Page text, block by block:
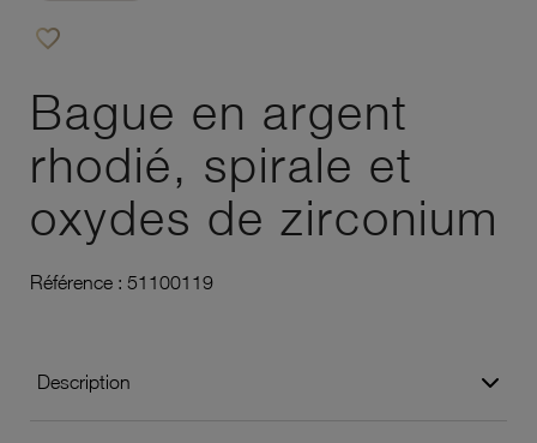
favorite_border
Bague en argent
rhodié, spirale et
oxydes de zirconium
Référence : 51100119
Description